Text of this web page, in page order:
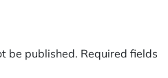
be published. Required fields